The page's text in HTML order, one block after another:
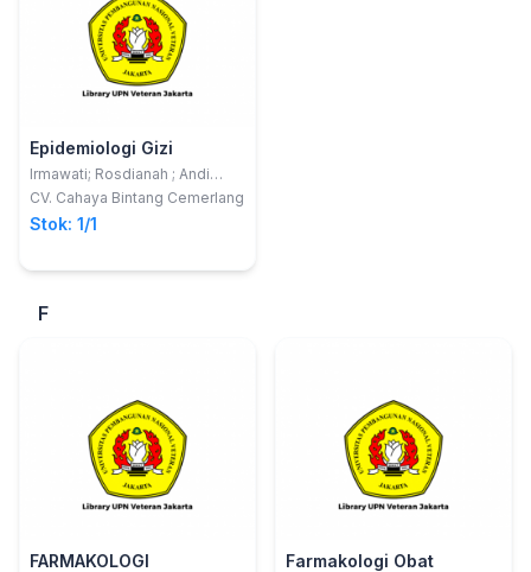
Epidemiologi Gizi
Irmawati; Rosdianah ; Andi
Baharuddin
CV. Cahaya Bintang Cemerlang
Stok: 1/1
F
FARMAKOLOGI
Farmakologi Obat